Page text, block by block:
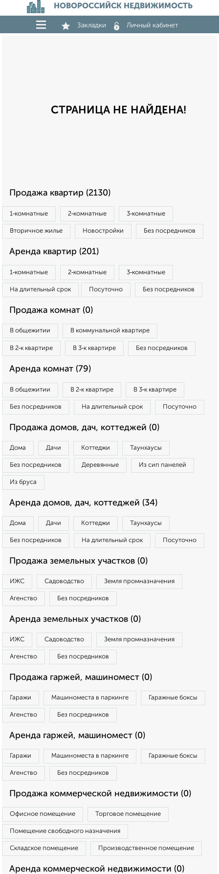
НОВОРОССИЙСК НЕДВИЖИМОСТЬ
Закладки Личный кабинет
СТРАНИЦА НЕ НАЙДЕНА!
Продажа квартир (2130)
1‑комнатные 2‑комнатные 3‑комнатные
Вторичное жилье Новостройки Без посредников
Аренда квартир (201)
1‑комнатные 2‑комнатные 3‑комнатные
На длительный срок Посуточно Без посредников
Продажа комнат (0)
В общежитии В коммунальной квартире
В 2‑к квартире В 3‑к квартире Без посредников
Аренда комнат (79)
В общежитии В 2‑к квартире В 3‑к квартире
Без посредников На длительный срок Посуточно
Продажа домов, дач, коттеджей (0)
Дома Дачи Коттеджи Таунхаусы
Без посредников Деревянные Из сип панелей
Из бруса
Аренда домов, дач, коттеджей (34)
Дома Дачи Коттеджи Таунхаусы
Без посредников На длительный срок Посуточно
Продажа земельных участков (0)
ИЖС Садоводство Земля промназначения
Агенство Без посредников
Аренда земельных участков (0)
ИЖС Садоводство Земля промназначения
Агенство Без посредников
Продажа гаржей, машиномест (0)
Гаражи Машиноместа в паркинге Гаражные боксы
Агенство Без посредников
Аренда гаржей, машиномест (0)
Гаражи Машиноместа в паркинге Гаражные боксы
Агенство Без посредников
Продажа коммерческой недвижимости (0)
Офисное помещение Торговое помещение
Помещение свободного назначения
Складское помещение Производственное помещение
Аренда коммерческой недвижимости (0)